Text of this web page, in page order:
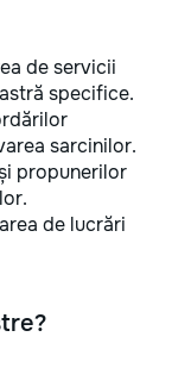
de servicii
specifice.
sarcinilor.
propunerilor
de lucrări